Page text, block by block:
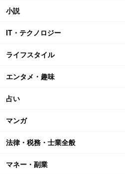
小説
IT・テクノロジー
ライフスタイル
エンタメ・趣味
占い
マンガ
法律・税務・士業全般
マネー・副業